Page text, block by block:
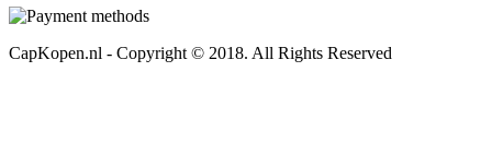
CapKopen.nl - Copyright © 2018. All Rights Reserved